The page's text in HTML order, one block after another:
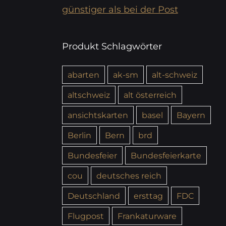
günstiger als bei der Post
Produkt Schlagwörter
abarten ak-sm
alt-schweiz
altschweiz
alt österreich
ansichtskarten
basel
Bayern
Berlin
Bern
brd
Bundesfeier
Bundesfeierkarte
cou
deutsches reich
Deutschland
ersttag
FDC
Flugpost
Frankaturware